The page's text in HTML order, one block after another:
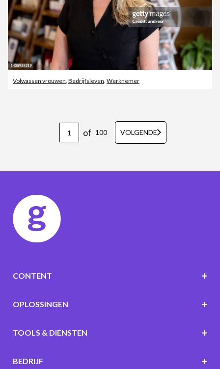
Volwassen vrouwen, Bedrijfsleven, Werknemer
of 100 VOLGENDE
CONTENT
OPLOSSINGEN
TOOLS & DIENSTEN
BEDRIJF